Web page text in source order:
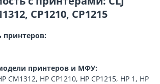
CP1210, CP1215
принтеров:
принтеров и МФУ:
CM1312, HP CP1210, HP CP1215, HP 1, HP